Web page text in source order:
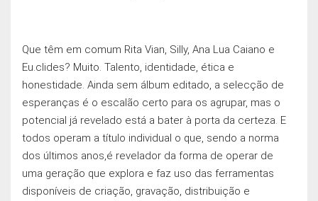
Que têm em comum Rita Vian, Silly, Ana Lua Caiano e
Eu.clides? Muito. Talento, identidade, ética e
honestidade. Ainda sem álbum editado, a selecção de
esperanças é o escalão certo para os agrupar, mas o
potencial já revelado está a bater à porta da certeza. E
todos operam a título individual o que, sendo a norma
dos últimos anos,é revelador da forma de operar de
uma geração que explora e faz uso das ferramentas
disponíveis de criação, gravação, distribuição e